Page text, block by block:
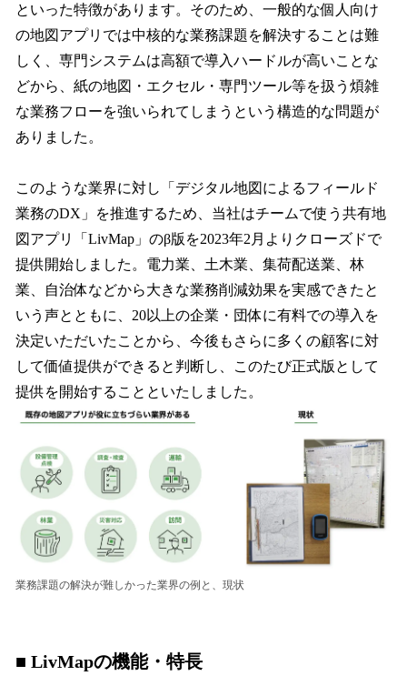
といった特徴があります。そのため、一般的な個人向け
の地図アプリでは中核的な業務課題を解決することは難
しく、専門システムは高額で導入ハードルが高いことな
どから、紙の地図・エクセル・専門ツール等を扱う煩雑
な業務フローを強いられてしまうという構造的な問題が
ありました。
このような業界に対し「デジタル地図によるフィールド
業務のDX」を推進するため、当社はチームで使う共有地
図アプリ「LivMap」のβ版を2023年2月よりクローズドで
提供開始しました。電力業、土木業、集荷配送業、林
業、自治体などから大きな業務削減効果を実感できたと
いう声とともに、20以上の企業・団体に有料での導入を
決定いただいたことから、今後もさらに多くの顧客に対
して価値提供ができると判断し、このたび正式版として
提供を開始することといたしました。
業務課題の解決が難しかった業界の例と、現状
■ LivMapの機能・特長